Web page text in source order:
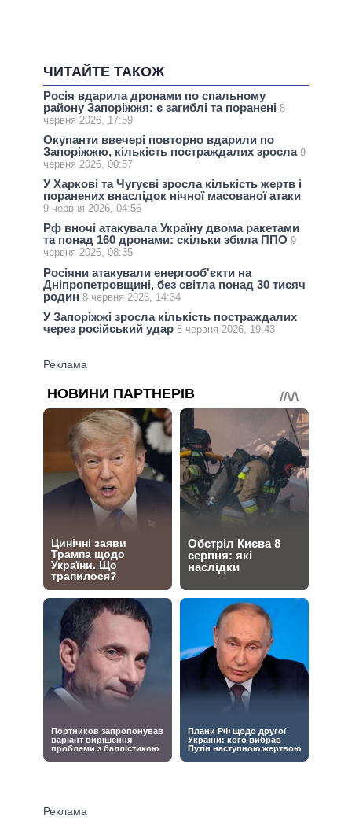
ЧИТАЙТЕ ТАКОЖ
Росія вдарила дронами по спальному
району Запоріжжя: є загиблі та поранені 8
червня 2026, 17:59
Окупанти ввечері повторно вдарили по
Запоріжжю, кількість постраждалих зросла 9
червня 2026, 00:57
У Харкові та Чугуєві зросла кількість жертв і
поранених внаслідок нічної масованої атаки
9 червня 2026, 04:56
Рф вночі атакувала Україну двома ракетами
та понад 160 дронами: скільки збила ППО 9
червня 2026, 08:35
Росіяни атакували енергооб'єкти на
Дніпропетровщині, без світла понад 30 тисяч
родин 8 червня 2026, 14:34
У Запоріжжі зросла кількість постраждалих
через російський удар 8 червня 2026, 19:43